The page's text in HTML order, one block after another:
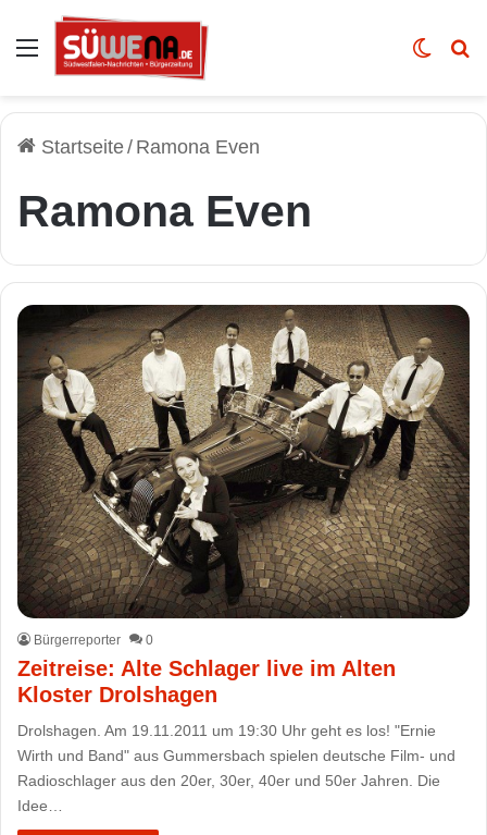
Auswahl Skin
Startseite/ Ramona Even
Ramona Even
Bürgerreporter 0
Zeitreise: Alte Schlager live im Alten
Kloster Drolshagen
Drolshagen. Am 19.11.2011 um 19:30 Uhr geht es los! "Ernie
Wirth und Band" aus Gummersbach spielen deutsche Film- und
Radioschlager aus den 20er, 30er, 40er und 50er Jahren. Die
Idee…